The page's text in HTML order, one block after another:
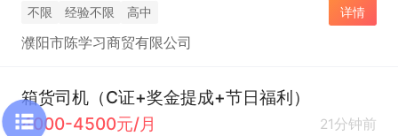
不限 经验不限 高中 详情
濮阳市陈学习商贸有限公司
箱货司机（C证+奖金提成+节日福利）
4000-4500元/月
21分钟前